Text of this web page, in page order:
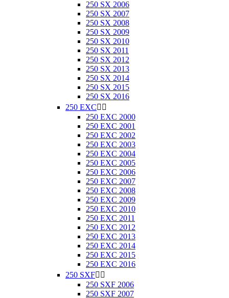
250 SX 2006
250 SX 2007
250 SX 2008
250 SX 2009
250 SX 2010
250 SX 2011
250 SX 2012
250 SX 2013
250 SX 2014
250 SX 2015
250 SX 2016
250 EXC 
250 EXC 2000
250 EXC 2001
250 EXC 2002
250 EXC 2003
250 EXC 2004
250 EXC 2005
250 EXC 2006
250 EXC 2007
250 EXC 2008
250 EXC 2009
250 EXC 2010
250 EXC 2011
250 EXC 2012
250 EXC 2013
250 EXC 2014
250 EXC 2015
250 EXC 2016
250 SXF 
250 SXF 2006
250 SXF 2007